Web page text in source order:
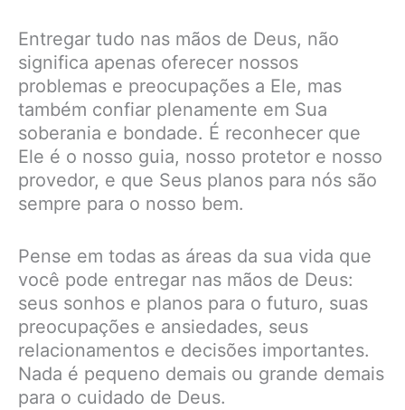
Entregar tudo nas mãos de Deus, não
significa apenas oferecer nossos
problemas e preocupações a Ele, mas
também confiar plenamente em Sua
soberania e bondade. É reconhecer que
Ele é o nosso guia, nosso protetor e nosso
provedor, e que Seus planos para nós são
sempre para o nosso bem.
Pense em todas as áreas da sua vida que
você pode entregar nas mãos de Deus:
seus sonhos e planos para o futuro, suas
preocupações e ansiedades, seus
relacionamentos e decisões importantes.
Nada é pequeno demais ou grande demais
para o cuidado de Deus.